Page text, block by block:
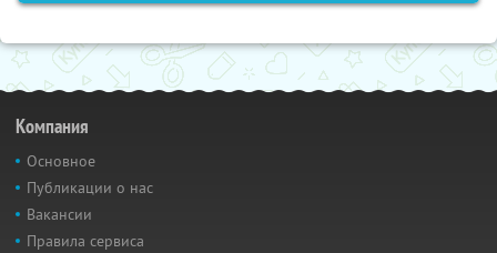
Компания
Основное
Публикации о нас
Вакансии
Правила сервиса